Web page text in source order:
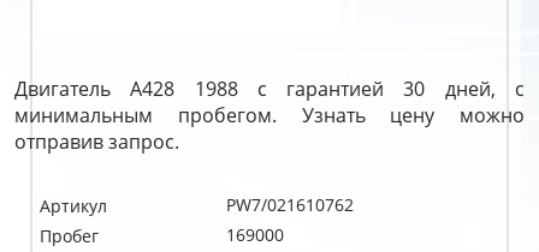
Двигатель A428 1988 с гарантией 30 дней, с
минимальным пробегом. Узнать цену можно
отправив запрос.
Артикул
PW7/021610762
Пробег
169000